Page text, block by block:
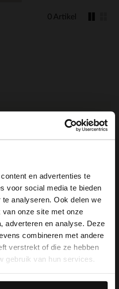
en advertenties te
voor social media te bieden
analyseren. Ook delen we
onze site met onze
adverteren en analyse. Deze
combineren met andere
verstrekt of die ze hebben
gebruik van hun services.
0 Artikel
von
dich
BEI MY
My Manfield
×
in English?
isn't Dutch. Would